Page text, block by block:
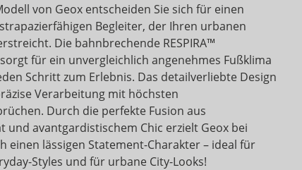
von Geox entscheiden Sie sich für einen
Begleiter, der Ihren urbanen
Die bahnbrechende RESPIRA™
für ein unvergleichlich angenehmes Fußklima
Schritt zum Erlebnis. Das detailverliebte Design
Verarbeitung mit höchsten
Durch die perfekte Fusion aus
und avantgardistischem Chic erzielt Geox bei
einen lässigen Statement-Charakter – ideal für
Styles und für urbane City-Looks!